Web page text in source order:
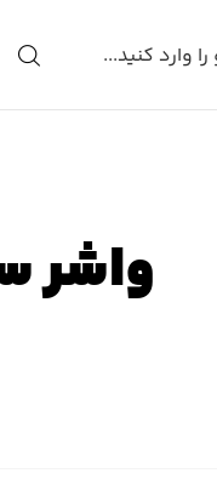
واشر